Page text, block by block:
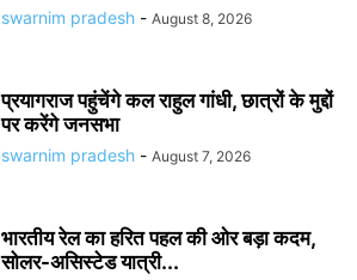
swarnim pradesh - August 8, 2026
प्रयागराज पहुंचेंगे कल राहुल गांधी, छात्रों के मुद्दों
पर करेंगे जनसभा
swarnim pradesh - August 7, 2026
भारतीय रेल का हरित पहल की ओर बड़ा कदम,
सोलर-असिस्टेड यात्री...